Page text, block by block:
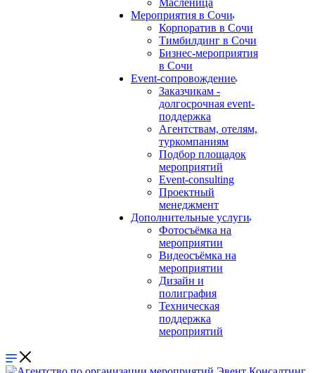
Масленица
Мероприятия в Сочи
Корпоратив в Сочи
Тимбилдинг в Сочи
Бизнес-мероприятия
в Сочи
Event-сопровождение
Заказчикам -
долгосрочная event-
поддержка
Агентствам, отелям,
туркомпаниям
Подбор площадок
мероприятий
Event-consulting
Проектный
менеджмент
Дополнительные услуги
Фотосъёмка на
мероприятии
Видеосъёмка на
мероприятии
Дизайн и
полиграфия
Техническая
поддержка
мероприятий